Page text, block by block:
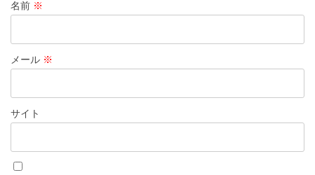
名前 ※
メール ※
サイト